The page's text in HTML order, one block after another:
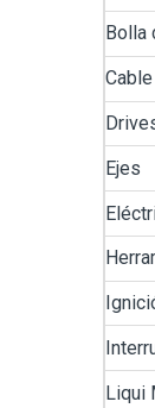
Bolla
Ejes
Liqui